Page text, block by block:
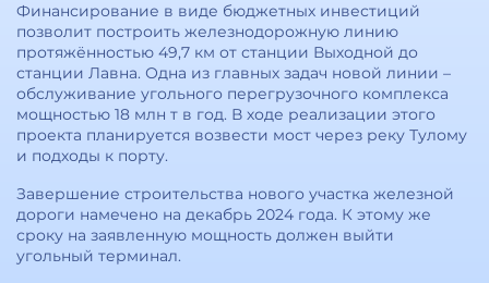
Финансирование в виде бюджетных инвестиций
позволит построить железнодорожную линию
протяжённостью 49,7 км от станции Выходной до
станции Лавна. Одна из главных задач новой линии –
обслуживание угольного перегрузочного комплекса
мощностью 18 млн т в год. В ходе реализации этого
проекта планируется возвести мост через реку Тулому
и подходы к порту.
Завершение строительства нового участка железной
дороги намечено на декабрь 2024 года. К этому же
сроку на заявленную мощность должен выйти
угольный терминал.